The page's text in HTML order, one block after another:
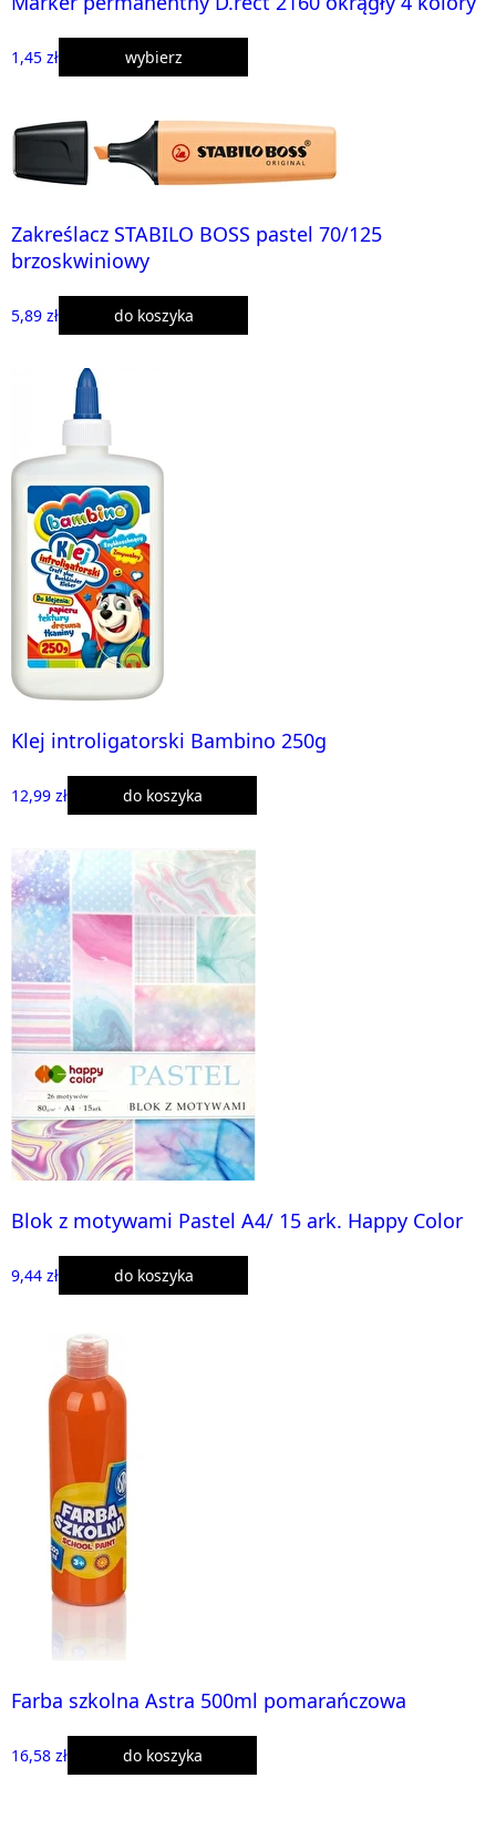
1,45 zł wybierz
Zakreślacz STABILO BOSS pastel 70/125
brzoskwiniowy
5,89 zł do koszyka
Klej introligatorski Bambino 250g
12,99 zł do koszyka
Blok z motywami Pastel A4/ 15 ark. Happy Color
9,44 zł do koszyka
Farba szkolna Astra 500ml pomarańczowa
16,58 zł do koszyka